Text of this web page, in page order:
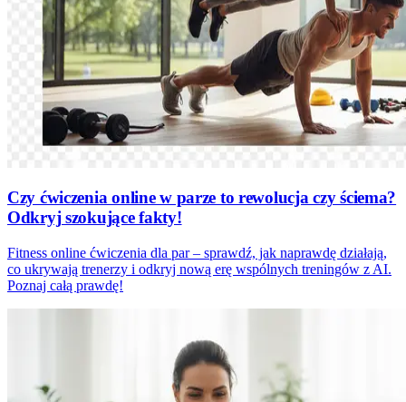
Czy ćwiczenia online w parze to rewolucja czy ściema?
Odkryj szokujące fakty!
Fitness online ćwiczenia dla par – sprawdź, jak naprawdę działają,
co ukrywają trenerzy i odkryj nową erę wspólnych treningów z AI.
Poznaj całą prawdę!